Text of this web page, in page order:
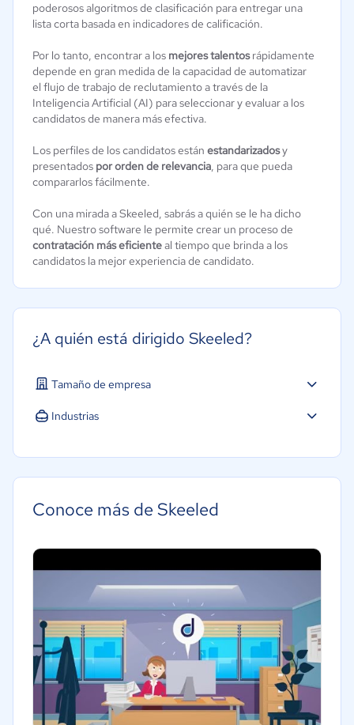
poderosos algoritmos de clasificación para entregar una
lista corta basada en indicadores de calificación.
Por lo tanto, encontrar a los mejores talentosrápidamente
depende en gran medida de la capacidad de automatizar
el flujo de trabajo de reclutamiento a través de la
Inteligencia Artificial (AI) para seleccionar y evaluar a los
candidatos de manera más efectiva.
Los perfiles de los candidatos están estandarizadosy
presentados por orden de relevancia, para que pueda
compararlos fácilmente.
Con una mirada a Skeeled, sabrás a quién se le ha dicho
qué. Nuestro software le permite crear un proceso de
contratación más eficienteal tiempo que brinda a los
candidatos la mejor experiencia de candidato.
¿A quién está dirigido Skeeled?
Tamaño de empresa
Industrias
Conoce más de Skeeled